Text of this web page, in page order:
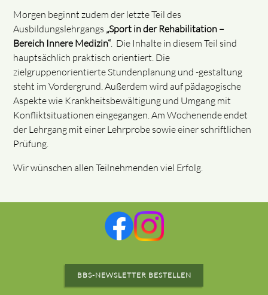
Morgen beginnt zudem der letzte Teil des
Ausbildungslehrgangs „Sport in der Rehabilitation –
Bereich Innere Medizin“. Die Inhalte in diesem Teil sind
hauptsächlich praktisch orientiert. Die
zielgruppenorientierte Stundenplanung und -gestaltung
steht im Vordergrund. Außerdem wird auf pädagogische
Aspekte wie Krankheitsbewältigung und Umgang mit
Konfliktsituationen eingegangen. Am Wochenende endet
der Lehrgang mit einer Lehrprobe sowie einer schriftlichen
Prüfung.
Wir wünschen allen Teilnehmenden viel Erfolg.
BBS-NEWSLETTER BESTELLEN